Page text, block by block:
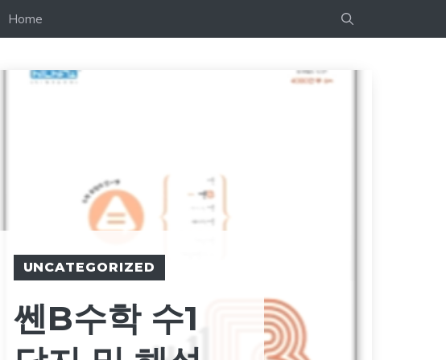
Home
UNCATEGORIZED
쎈B수학 수1